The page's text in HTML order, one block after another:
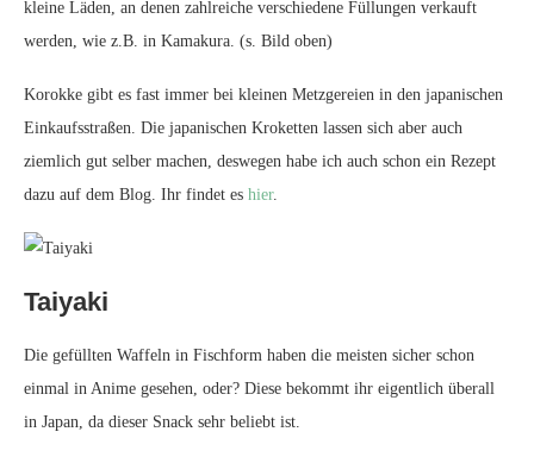
kleine Läden, an denen zahlreiche verschiedene Füllungen verkauft
werden, wie z.B. in Kamakura. (s. Bild oben)
Korokke gibt es fast immer bei kleinen Metzgereien in den japanischen
Einkaufsstraßen. Die japanischen Kroketten lassen sich aber auch
ziemlich gut selber machen, deswegen habe ich auch schon ein Rezept
dazu auf dem Blog. Ihr findet es hier.
Taiyaki
Die gefüllten Waffeln in Fischform haben die meisten sicher schon
einmal in Anime gesehen, oder? Diese bekommt ihr eigentlich überall
in Japan, da dieser Snack sehr beliebt ist.